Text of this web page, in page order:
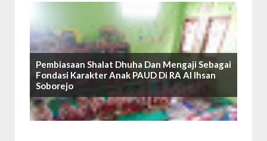
Pembiasaan Shalat Dhuha Dan Mengaji Sebagai
Fondasi Karakter Anak PAUD Di RA Al Ihsan
Soborejo